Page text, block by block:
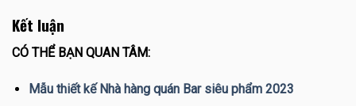
Kết luận
CÓ THỂ BẠN QUAN TÂM:
Mẫu thiết kế Nhà hàng quán Bar siêu phẩm 2023